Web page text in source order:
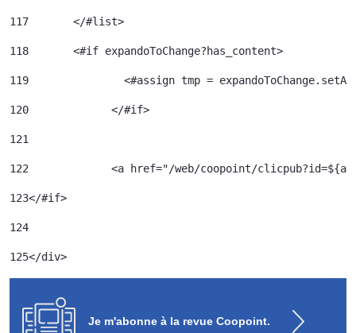
117
	  </#list>
118
	  <#if expandoToChange?has_content>
119
120
121
122
<a href="/web/coopoint/
123</#if>
124
125</div>
Je m'abonne à la revue Coopoint.